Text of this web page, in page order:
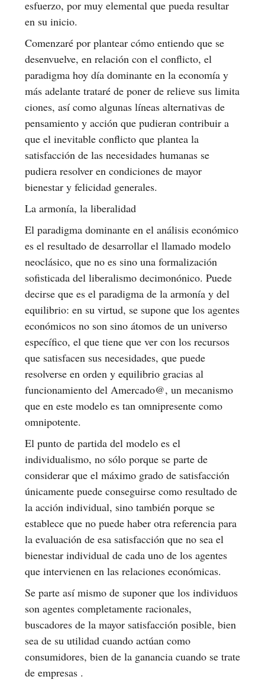
esfuerzo, por muy elemental que pueda resultar
en su inicio.
Comenzaré por plantear cómo entiendo que se
desenvuelve, en relación con el conflicto, el
paradigma hoy día dominante en la economía y
más adelante trataré de poner de relieve sus limita
ciones, así como algunas líneas alternativas de
pensamiento y acción que pudieran contribuir a
que el inevitable conflicto que plantea la
satisfacción de las necesidades humanas se
pudiera resolver en condiciones de mayor
bienestar y felicidad generales.
La armonía, la liberalidad
El paradigma dominante en el análisis económico
es el resultado de desarrollar el llamado modelo
neoclásico, que no es sino una formalización
sofisticada del liberalismo decimonónico. Puede
decirse que es el paradigma de la armonía y del
equilibrio: en su virtud, se supone que los agentes
económicos no son sino átomos de un universo
específico, el que tiene que ver con los recursos
que satisfacen sus necesidades, que puede
resolverse en orden y equilibrio gracias al
funcionamiento del Amercado@, un mecanismo
que en este modelo es tan omnipresente como
omnipotente.
El punto de partida del modelo es el
individualismo, no sólo porque se parte de
considerar que el máximo grado de satisfacción
únicamente puede conseguirse como resultado de
la acción individual, sino también porque se
establece que no puede haber otra referencia para
la evaluación de esa satisfacción que no sea el
bienestar individual de cada uno de los agentes
que intervienen en las relaciones económicas.
Se parte así mismo de suponer que los individuos
son agentes completamente racionales,
buscadores de la mayor satisfacción posible, bien
sea de su utilidad cuando actúan como
consumidores, bien de la ganancia cuando se trate
de empresas .